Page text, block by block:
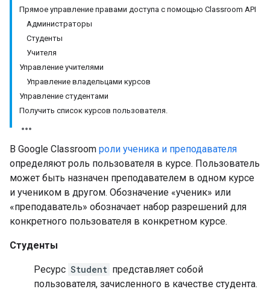
Прямое управление правами доступа с помощью Classroom API
Администраторы
Студенты
Учителя
Управление учителями
Управление владельцами курсов
Управление студентами
Получить список курсов пользователя.
В Google Classroom роли ученика и преподавателя
определяют роль пользователя в курсе. Пользователь
может быть назначен преподавателем в одном курсе
и учеником в другом. Обозначение «ученик» или
«преподаватель» обозначает набор разрешений для
конкретного пользователя в конкретном курсе.
Студенты
Ресурс Student представляет собой
пользователя, зачисленного в качестве студента.